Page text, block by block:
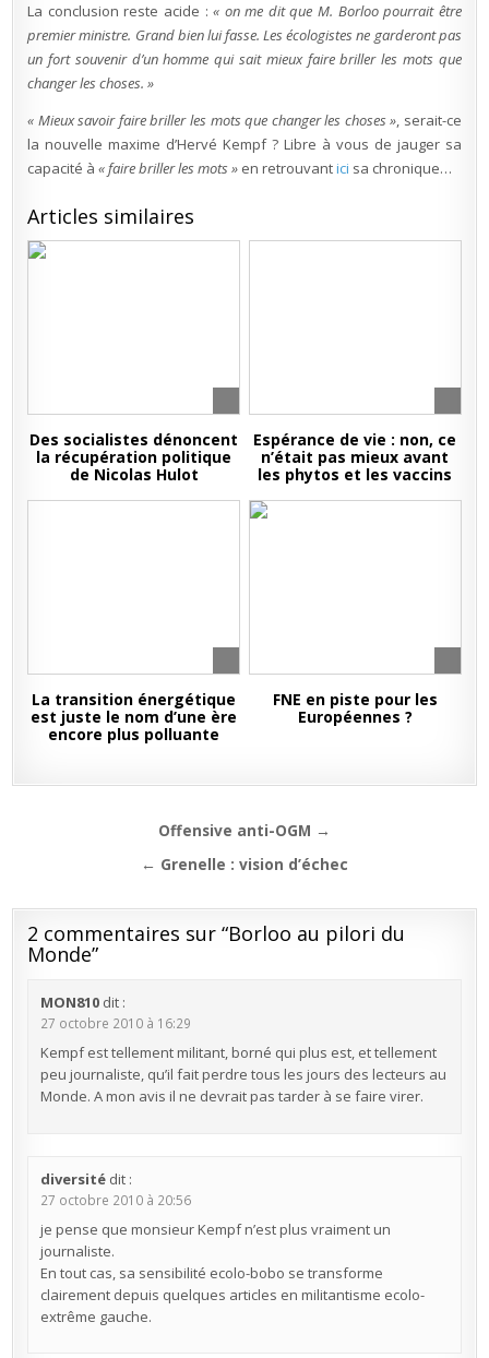
La conclusion reste acide :« on me dit que M. Borloo pourrait être
premier ministre. Grand bien lui fasse. Les écologistes ne garderont pas
un fort souvenir d’un homme qui sait mieux faire briller les mots que
changer les choses. »
« Mieux savoir faire briller les mots que changer les choses », serait-ce
la nouvelle maxime d’Hervé Kempf ? Libre à vous de jauger sa
capacité à« faire briller les mots » en retrouvantici sa chronique…
Articles similaires
Des socialistes dénoncent
la récupération politique
de Nicolas Hulot
Espérance de vie : non, ce
n’était pas mieux avant
les phytos et les vaccins
La transition énergétique
est juste le nom d’une ère
encore plus polluante
FNE en piste pour les
Européennes ?
NavigationOffensive anti-OGM →
← Grenelle : vision d’échec
2 commentaires sur “Borloo au pilori du
Monde”
MON810 dit :
27 octobre 2010 à 16:29
Kempf est tellement militant, borné qui plus est, et tellement
peu journaliste, qu’il fait perdre tous les jours des lecteurs au
Monde. A mon avis il ne devrait pas tarder à se faire virer.
diversité dit :
27 octobre 2010 à 20:56
je pense que monsieur Kempf n’est plus vraiment un
journaliste.
En tout cas, sa sensibilité ecolo-bobo se transforme
clairement depuis quelques articles en militantisme ecolo-
extrême gauche.